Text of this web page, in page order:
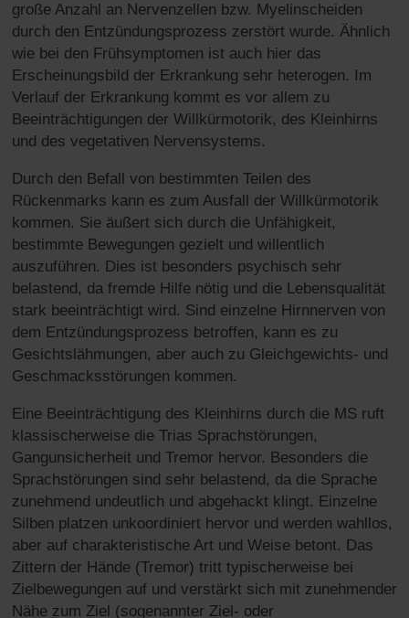
große Anzahl an Nervenzellen bzw. Myelinscheiden
durch den Entzündungsprozess zerstört wurde. Ähnlich
wie bei den Frühsymptomen ist auch hier das
Erscheinungsbild der Erkrankung sehr heterogen. Im
Verlauf der Erkrankung kommt es vor allem zu
Beeinträchtigungen der Willkürmotorik, des Kleinhirns
und des vegetativen Nervensystems.
Durch den Befall von bestimmten Teilen des
Rückenmarks kann es zum Ausfall der Willkürmotorik
kommen. Sie äußert sich durch die Unfähigkeit,
bestimmte Bewegungen gezielt und willentlich
auszuführen. Dies ist besonders psychisch sehr
belastend, da fremde Hilfe nötig und die Lebensqualität
stark beeinträchtigt wird. Sind einzelne Hirnnerven von
dem Entzündungsprozess betroffen, kann es zu
Gesichtslähmungen, aber auch zu Gleichgewichts- und
Geschmacksstörungen kommen.
Eine Beeinträchtigung des Kleinhirns durch die MS ruft
klassischerweise die Trias Sprachstörungen,
Gangunsicherheit und Tremor hervor. Besonders die
Sprachstörungen sind sehr belastend, da die Sprache
zunehmend undeutlich und abgehackt klingt. Einzelne
Silben platzen unkoordiniert hervor und werden wahllos,
aber auf charakteristische Art und Weise betont. Das
Zittern der Hände (Tremor) tritt typischerweise bei
Zielbewegungen auf und verstärkt sich mit zunehmender
Nähe zum Ziel (sogenannter Ziel- oder